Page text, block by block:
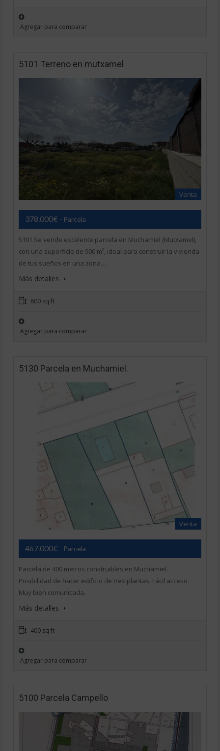
Agregar para comparar
5101 Terreno en mutxamel
Venta
378.000€ - Parcela
5101 Se vende excelente parcela en Muchamiel (Mutxamel),
con una superficie de 900 m², ideal para construir la vivienda
de tus sueños en una zona…
Más detalles
800 sq ft
Agregar para comparar
5130 Parcela en Muchamiel.
Venta
467.000€ - Parcela
Parcela de 400 metros construibles en Muchamiel.
Posibilidad de hacer edificio de tres plantas. Fácil acceso.
Muy bien comunicada.
Más detalles
400 sq ft
Agregar para comparar
5100 Parcela Campello